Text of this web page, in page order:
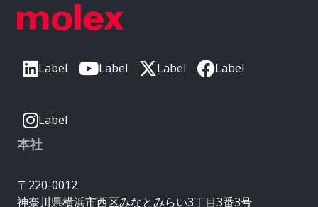
Label Label Label Label
Label
本社
〒220-0012
神奈川県横浜市西区みなとみらい3丁目3番3号